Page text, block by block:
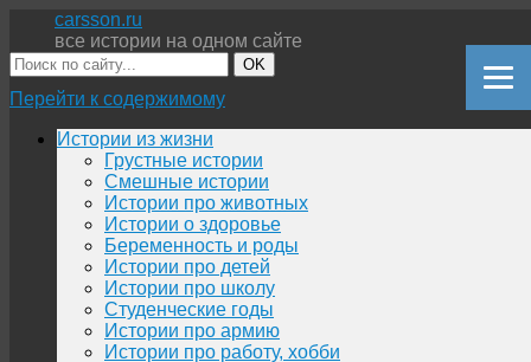
carsson.ru
все истории на одном сайте
OK
Перейти к содержимому
Истории из жизни
Грустные истории
Смешные истории
Истории про животных
Истории о здоровье
Беременность и роды
Истории про детей
Истории про школу
Студенческие годы
Истории про армию
Истории про работу, хобби